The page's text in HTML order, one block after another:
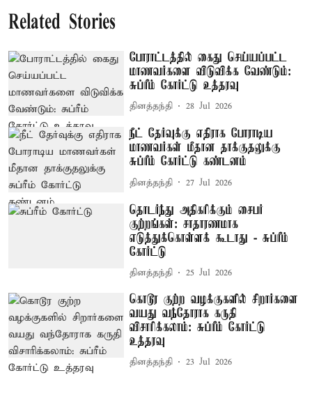
Related Stories
போராட்டத்தில் கைது செய்யப்பட்ட
மாணவர்களை விடுவிக்க வேண்டும்:
சுப்ரீம் கோர்ட்டு உத்தரவு
தினத்தந்தி 28 Jul 2026
நீட் தேர்வுக்கு எதிராக போராடிய
மாணவர்கள் மீதான தாக்குதலுக்கு
சுப்ரீம் கோர்ட்டு கண்டனம்
தினத்தந்தி 27 Jul 2026
தொடர்ந்து அதிகரிக்கும் சைபர்
குற்றங்கள்: சாதாரணமாக
எடுத்துக்கொள்ளக் கூடாது - சுப்ரீம்
கோர்ட்டு
தினத்தந்தி 25 Jul 2026
கொடூர குற்ற வழக்குகளில் சிறார்களை
வயது வந்தோராக கருதி
விசாரிக்கலாம்: சுப்ரீம் கோர்ட்டு
உத்தரவு
தினத்தந்தி 23 Jul 2026